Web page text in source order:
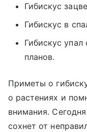
Гибискус
Гибискус в
Гибискус упал
планов.
Приметы о
о растениях и
внимания.
сохнет от